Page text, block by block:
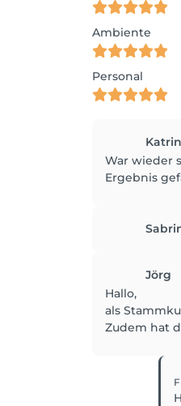
Ambiente
Personal
Katrin
War wieder
Ergebnis
Jörg
Hallo,
als
Zudem hat